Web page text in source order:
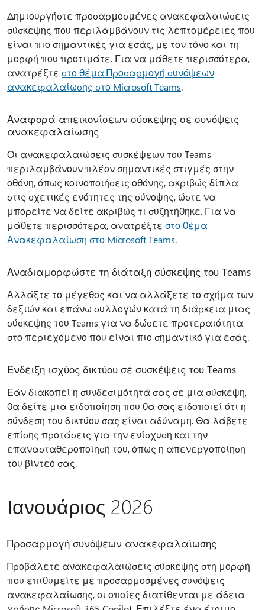
Δημιουργήστε προσαρμοσμένες ανακεφαλαιώσεις
σύσκεψης που περιλαμβάνουν τις λεπτομέρειες που
είναι πιο σημαντικές για εσάς, με τον τόνο και τη
μορφή που προτιμάτε. Για να μάθετε περισσότερα,
ανατρέξτε στο θέμα Προσαρμογή συνόψεων
ανακεφαλαίωσης στο Microsoft Teams.
Αναφορά απεικονίσεων σύσκεψης σε συνόψεις
ανακεφαλαίωσης
Οι ανακεφαλαιώσεις συσκέψεων του Teams
περιλαμβάνουν πλέον σημαντικές στιγμές στην
οθόνη, όπως κοινοποιήσεις οθόνης, ακριβώς δίπλα
στις σχετικές ενότητες της σύνοψης, ώστε να
μπορείτε να δείτε ακριβώς τι συζητήθηκε. Για να
μάθετε περισσότερα, ανατρέξτε στο θέμα
Ανακεφαλαίωση στο Microsoft Teams.
Αναδιαμορφώστε τη διάταξη σύσκεψης του Teams
Αλλάξτε το μέγεθος και να αλλάξετε το σχήμα των
δεξιών και επάνω συλλογών κατά τη διάρκεια μιας
σύσκεψης του Teams για να δώσετε προτεραιότητα
στο περιεχόμενο που είναι πιο σημαντικό για εσάς.
Ένδειξη ισχύος δικτύου σε συσκέψεις του Teams
Εάν διακοπεί η συνδεσιμότητά σας σε μια σύσκεψη,
θα δείτε μια ειδοποίηση που θα σας ειδοποιεί ότι η
σύνδεση του δικτύου σας είναι αδύναμη. Θα λάβετε
επίσης προτάσεις για την ενίσχυση και την
επανασταθεροποίησή του, όπως η απενεργοποίηση
του βίντεό σας.
Ιανουάριος 2026
Προσαρμογή συνόψεων ανακεφαλαίωσης
Προβάλετε ανακεφαλαιώσεις σύσκεψης στη μορφή
που επιθυμείτε με προσαρμοσμένες συνόψεις
ανακεφαλαίωσης, οι οποίες διατίθενται με άδεια